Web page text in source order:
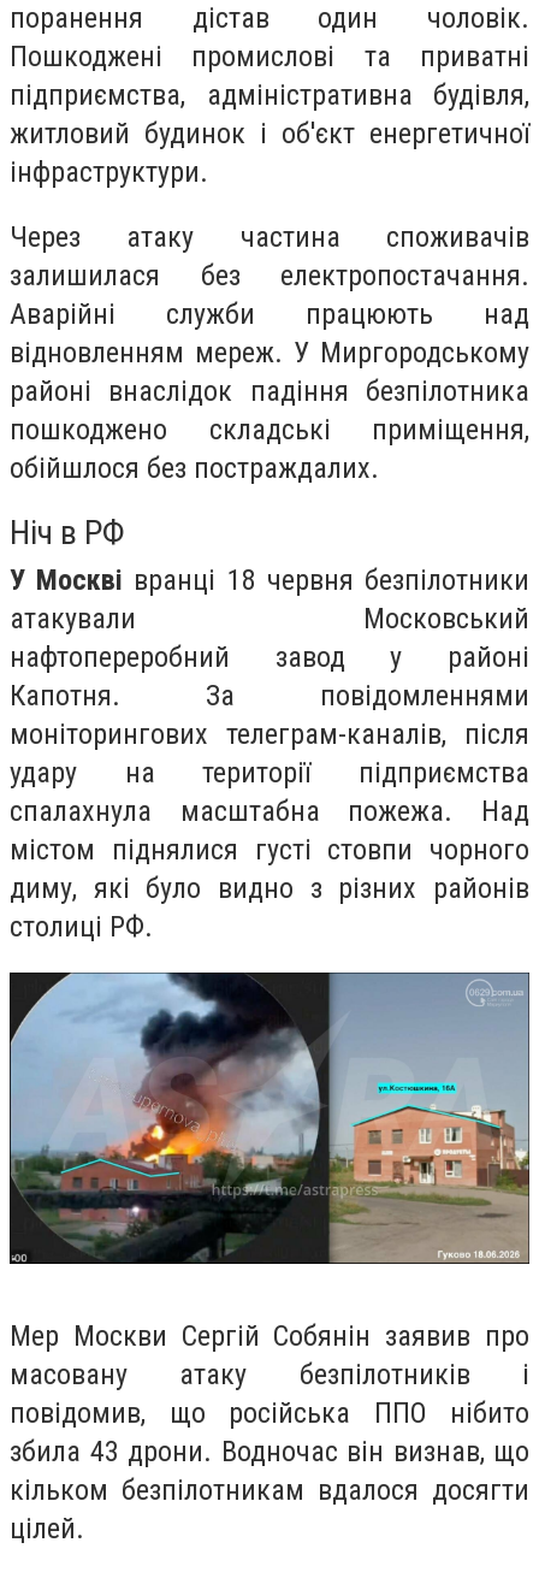
поранення дістав один чоловік.
Пошкоджені промислові та приватні
підприємства, адміністративна будівля,
житловий будинок і об'єкт енергетичної
інфраструктури.
Через атаку частина споживачів
залишилася без електропостачання.
Аварійні служби працюють над
відновленням мереж. У Миргородському
районі внаслідок падіння безпілотника
пошкоджено складські приміщення,
обійшлося без постраждалих.
Ніч в РФ
У Москві вранці 18 червня безпілотники
атакували Московський
нафтопереробний завод у районі
Капотня. За повідомленнями
моніторингових телеграм-каналів, після
удару на території підприємства
спалахнула масштабна пожежа. Над
містом піднялися густі стовпи чорного
диму, які було видно з різних районів
столиці РФ.
Мер Москви Сергій Собянін заявив про
масовану атаку безпілотників і
повідомив, що російська ППО нібито
збила 43 дрони. Водночас він визнав, що
кільком безпілотникам вдалося досягти
цілей.